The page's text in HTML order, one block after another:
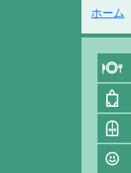
ホーム